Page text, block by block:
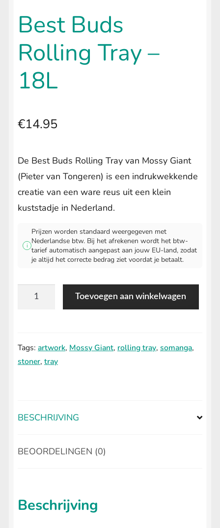
Best Buds
Rolling Tray –
18L
€14.95
De Best Buds Rolling Tray van Mossy Giant
(Pieter van Tongeren) is een indrukwekkende
creatie van een ware reus uit een klein
kuststadje in Nederland.
i
Prijzen worden standaard weergegeven met
Nederlandse btw. Bij het afrekenen wordt het btw-
tarief automatisch aangepast aan jouw EU-land, zodat
je altijd het correcte bedrag ziet voordat je betaalt.
Best
Toevoegen aan winkelwagen
Tags: artwork, Mossy Giant, rolling tray, somanga,
stoner, tray
BESCHRIJVING
BEOORDELINGEN (0)
Beschrijving